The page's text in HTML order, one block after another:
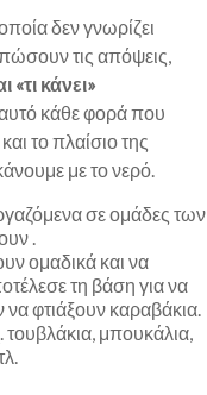
δεν γνωρίζει
τις απόψεις,
κάνει»
κάθε φορά που
το πλαίσιο της
με το νερό.
σε ομάδες των
.
ομαδικά και να
τη βάση για να
φτιάξουν καραβάκια.
μπουκάλια,